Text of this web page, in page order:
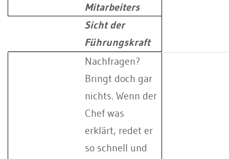
Mitarbeiters
Sicht der
Führungskraft
Nachfragen?
Bringt doch gar
nichts. Wenn der
Chef was
erklärt, redet er
so schnell und